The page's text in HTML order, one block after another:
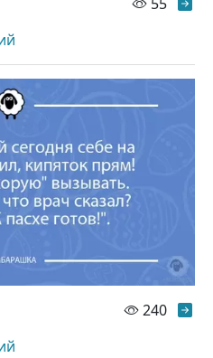
240